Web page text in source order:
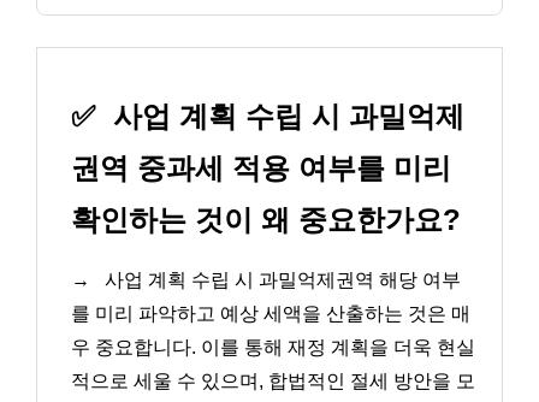
✅ 사업 계획 수립 시 과밀억제
권역 중과세 적용 여부를 미리
확인하는 것이 왜 중요한가요?
→
사업 계획 수립 시 과밀억제권역 해당 여부
를 미리 파악하고 예상 세액을 산출하는 것은 매
우 중요합니다. 이를 통해 재정 계획을 더욱 현실
적으로 세울 수 있으며, 합법적인 절세 방안을 모